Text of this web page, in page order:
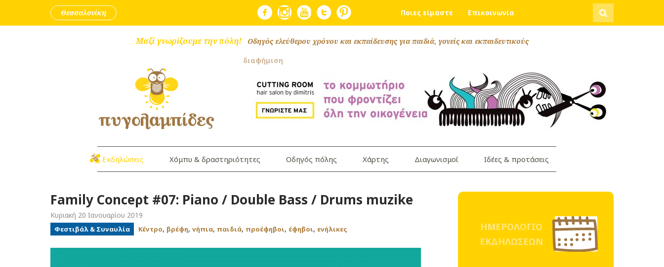
Skip to content
Θεσσαλονίκη Ποιες είμαστε Επικοινωνία Αναζήτηση
Μαζί γνωρίζουμε την πόλη! Οδηγός ελεύθερου χρόνου και εκπαίδευσης για παιδιά, γονείς και εκπαιδευτικούς
διαφήμιση
Εκδηλώσεις Χόμπυ & δραστηριότητες Οδηγός πόλης Χάρτης Διαγωνισμοί Ιδέες & προτάσεις
Family Conceρt #07: Piano / Double Bass / Drums muzike
Κυριακή 20 Ιανουαρίου 2019
Φεστιβάλ & Συναυλία Κέντρο, βρέφη, νήπια, παιδιά, προέφηβοι, έφηβοι, ενήλικες
ΗΜΕΡΟΛΟΓΙΟ
ΕΚΔΗΛΩΣΕΩΝ